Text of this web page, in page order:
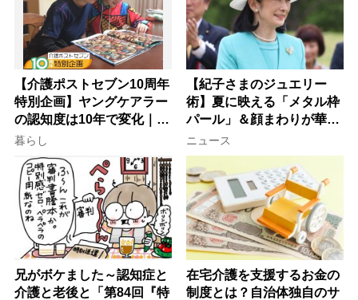
【介護ポストセブン10周年
特別企画】ヤングケアラー
の認知度は10年で変化｜流
行語大賞にノミネート、法
律にも明記されたが果たし
て現在は？
暮らし
【紀子さまのジュエリー
術】夏に映える「メタル枠
パール」＆顔まわりが華や
ぐ「揺れる一粒」の使い分
け方
ニュース
兄がボケました～認知症と
介護と老後と「第84回『特
在宅介護を支援するお金の
制度とは？自治体独自のサ